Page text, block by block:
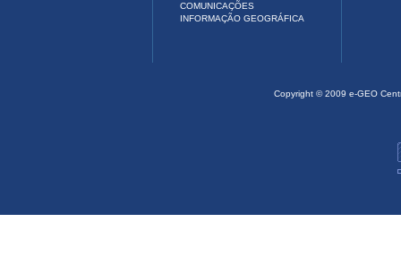
COMUNICAÇÕES
INFORMAÇÃO GEOGRÁFICA
Copyright © 2009 e-GEO